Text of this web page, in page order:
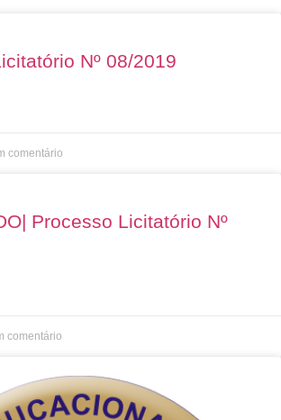
Nº 08/2019
comentário
Processo Licitatório Nº
comentário